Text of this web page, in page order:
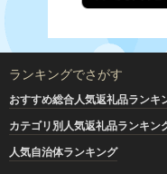
ランキングでさがす
おすすめ総合人気返礼品ランキ
カテゴリ別人気返礼品ランキン
人気自治体ランキング